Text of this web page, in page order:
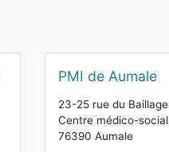
PMI de Aumale
23-25 rue du Baillage
Centre médico-social
76390 Aumale